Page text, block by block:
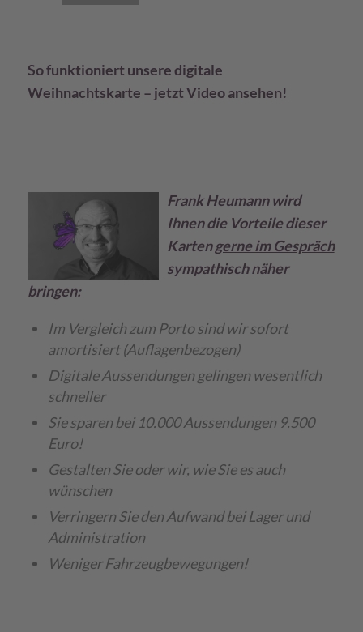
So funktioniert unsere digitale
Weihnachtskarte – jetzt Video ansehen!
Frank Heumann wird
Ihnen die Vorteile dieser
Kartengerne im Gespräch
sympathisch näher
bringen:
Im Vergleich zum Porto sind wir sofort
amortisiert (Auflagenbezogen)
Digitale Aussendungen gelingen wesentlich
schneller
Sie sparen bei 10.000 Aussendungen 9.500
Euro!
Gestalten Sie oder wir, wie Sie es auch
wünschen
Verringern Sie den Aufwand bei Lager und
Administration
Weniger Fahrzeugbewegungen!